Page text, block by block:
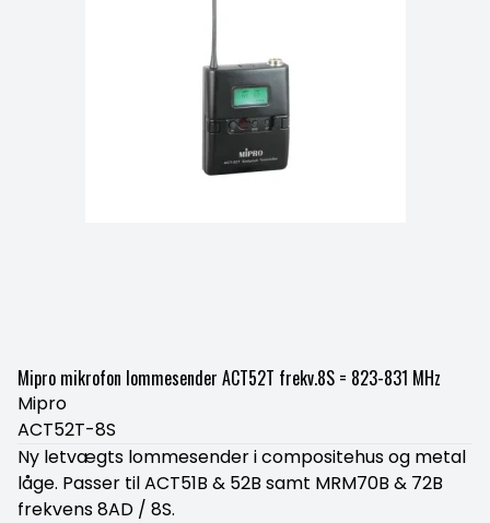
Mipro mikrofon lommesender ACT52T frekv.8S = 823-831 MHz
Mipro
ACT52T-8S
Ny letvægts lommesender i compositehus og metal
låge. Passer til ACT51B & 52B samt MRM70B & 72B
frekvens 8AD / 8S.